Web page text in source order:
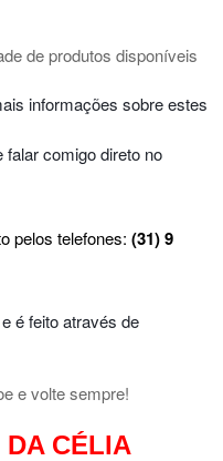
de produtos disponíveis
informações sobre estes
falar comigo direto no
pelos telefones: (31) 9
é feito através de
e volte sempre!
DA CÉLIA